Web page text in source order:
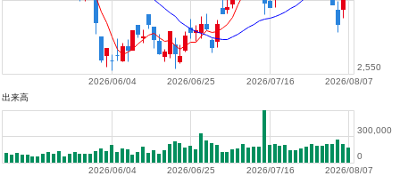
2026/08/07
2026/07/16
2026/06/25
2026/06/04
2,550
出来高
2026/08/07
2026/07/16
2026/06/25
2026/06/04
0
300,000